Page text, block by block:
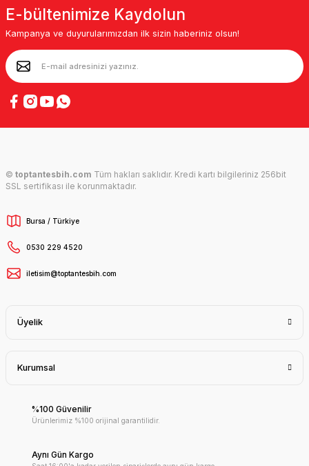
E-bültenimize Kaydolun
Kampanya ve duyurularımızdan ilk sizin haberiniz olsun!
© toptantesbih.com Tüm hakları saklıdır. Kredi kartı bilgileriniz 256bit
SSL sertifikası ile korunmaktadır.
Bursa / Türkiye
0530 229 4520
iletisim@toptantesbih.com
Üyelik
Kurumsal
%100 Güvenilir
Ürünlerimiz %100 orijinal garantilidir.
Aynı Gün Kargo